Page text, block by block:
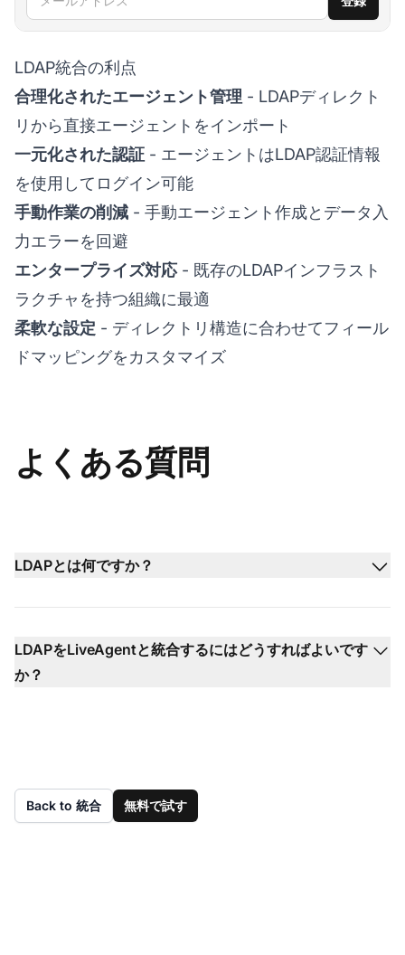
LDAP統合の利点
合理化されたエージェント管理 - LDAPディレクト
リから直接エージェントをインポート
一元化された認証 - エージェントはLDAP認証情報
を使用してログイン可能
手動作業の削減 - 手動エージェント作成とデータ入
力エラーを回避
エンタープライズ対応- 既存のLDAPインフラスト
ラクチャを持つ組織に最適
柔軟な設定 - ディレクトリ構造に合わせてフィール
ドマッピングをカスタマイズ
よくある質問
LDAPとは何ですか？
LDAPをLiveAgentと統合するにはどうすればよいです
か？
Back to 統合 無料で試す